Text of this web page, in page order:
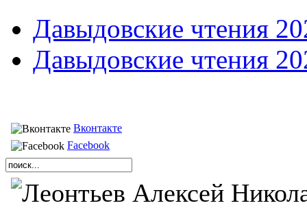
Давыдовские чтения
Давыдовские чтения
Вконтакте
Facebook